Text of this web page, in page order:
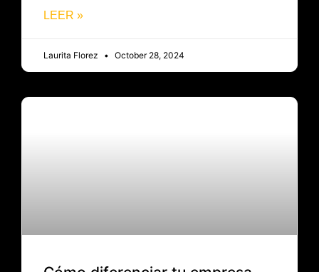
LEER »
Laurita Florez October 28, 2024